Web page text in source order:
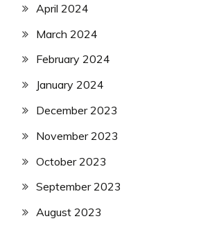
April 2024
March 2024
February 2024
January 2024
December 2023
November 2023
October 2023
September 2023
August 2023